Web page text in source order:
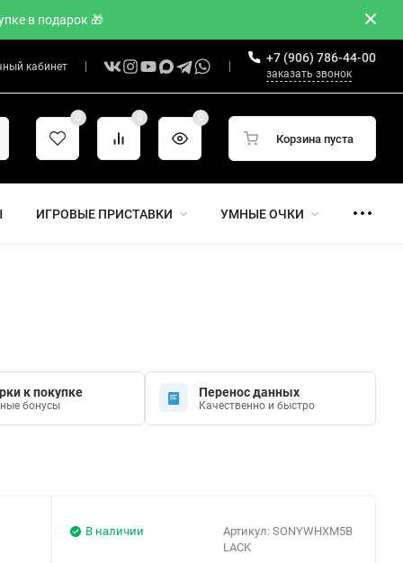
в подарок 🎁
кабинет
+7 (906) 786-44-00
заказать звонок
0 0 0
Корзина пуста
ИГРОВЫЕ ПРИСТАВКИ УМНЫЕ ОЧКИ
к покупке
бонусы
Перенос данных
Качественно и быстро
Артикул: SONYWHXM5B
LACK
В наличии